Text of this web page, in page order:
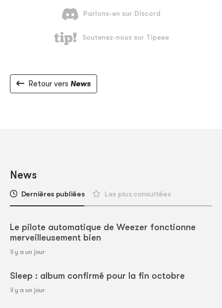
Retour vers News
News
Dernières publiées Les plus consultées
Le pilote automatique de Weezer fonctionne
merveilleusement bien
il y a un jour
Sleep : album confirmé pour la fin octobre
il y a un jour